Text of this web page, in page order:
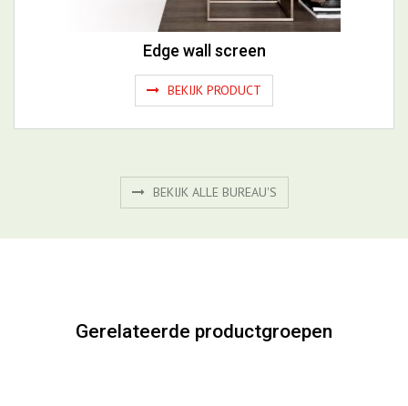
Edge wall screen
BEKIJK PRODUCT
BEKIJK ALLE BUREAU'S
Gerelateerde productgroepen